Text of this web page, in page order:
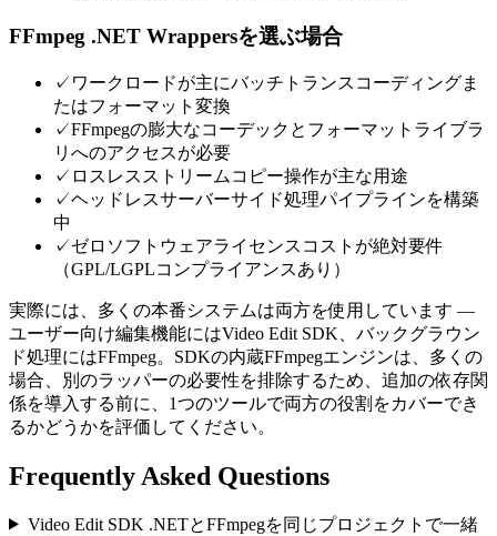
FFmpeg .NET Wrappersを選ぶ場合
✓ ワークロードが主にバッチトランスコーディングま
たはフォーマット変換
✓FFmpegの膨大なコーデックとフォーマットライブラ
リへのアクセスが必要
✓ ロスレスストリームコピー操作が主な用途
✓ヘッドレスサーバーサイド処理パイプラインを構築
中
✓ゼロソフトウェアライセンスコストが絶対要件
（GPL/LGPLコンプライアンスあり）
実際には、多くの本番システムは両方を使用しています —
ユーザー向け編集機能にはVideo Edit SDK、バックグラウン
ド処理にはFFmpeg。SDKの内蔵FFmpegエンジンは、多くの
場合、別のラッパーの必要性を排除するため、追加の依存関
係を導入する前に、1つのツールで両方の役割をカバーでき
るかどうかを評価してください。
Frequently Asked Questions
Video Edit SDK .NETとFFmpegを同じプロジェクトで一緒